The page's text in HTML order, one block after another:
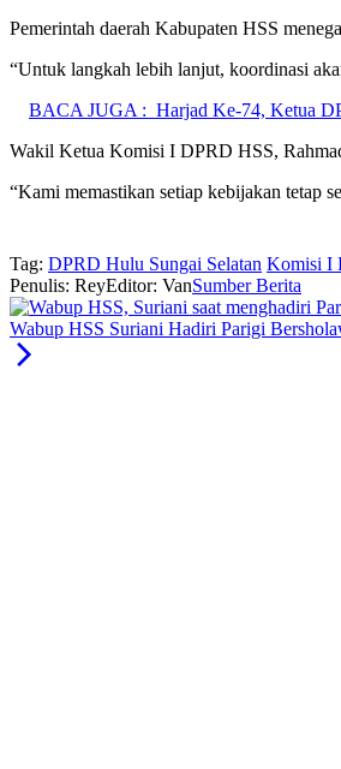
Pemerintah daerah Kabupaten HSS
“Untuk langkah lebih lanjut, koordinasi
BACA JUGA : Harjad Ke-74, Ketua
Wakil Ketua Komisi I DPRD HSS,
“Kami memastikan setiap kebijakan tetap
Tag: DPRD Hulu Sungai Selatan Komisi I
Penulis: ReyEditor: VanSumber Berita
Wabup HSS Suriani Hadiri Parigi